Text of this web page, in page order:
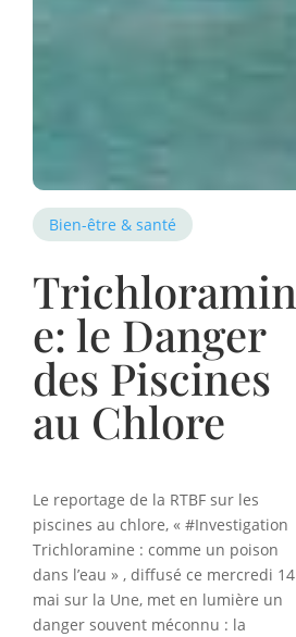
Bien-être & santé
Trichloramin
e: le Danger
des Piscines
au Chlore
Le reportage de la RTBF sur les
piscines au chlore, « #Investigation
Trichloramine : comme un poison
dans l’eau » , diffusé ce mercredi 14
mai sur la Une, met en lumière un
danger souvent méconnu : la